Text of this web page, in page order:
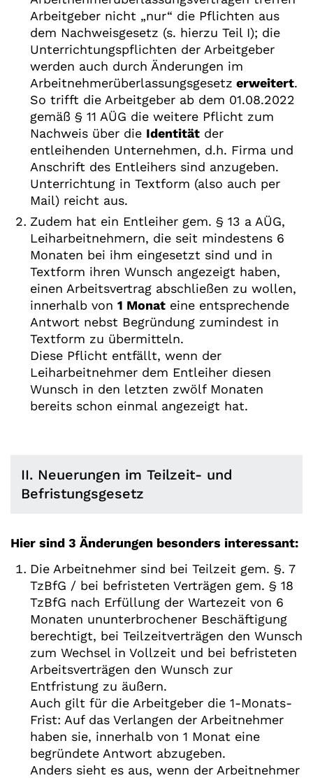
Arbeitgeber nicht „nur“ die Pflichten aus
dem Nachweisgesetz (s. hierzu Teil I); die
Unterrichtungspflichten der Arbeitgeber
werden auch durch Änderungen im
Arbeitnehmerüberlassungsgesetz erweitert.
So trifft die Arbeitgeber ab dem 01.08.2022
gemäß § 11 AÜG die weitere Pflicht zum
Nachweis über die Identität der
entleihenden Unternehmen, d.h. Firma und
Anschrift des Entleihers sind anzugeben.
Unterrichtung in Textform (also auch per
Mail) reicht aus.
Zudem hat ein Entleiher gem. § 13 a AÜG,
Leiharbeitnehmern, die seit mindestens 6
Monaten bei ihm eingesetzt sind und in
Textform ihren Wunsch angezeigt haben,
einen Arbeitsvertrag abschließen zu wollen,
innerhalb von 1 Monat eine entsprechende
Antwort nebst Begründung zumindest in
Textform zu übermitteln.
Diese Pflicht entfällt, wenn der
Leiharbeitnehmer dem Entleiher diesen
Wunsch in den letzten zwölf Monaten
bereits schon einmal angezeigt hat.
II. Neuerungen im Teilzeit- und
Befristungsgesetz
Hier sind 3 Änderungen besonders interessant:
Die Arbeitnehmer sind bei Teilzeit gem. §. 7
TzBfG / bei befristeten Verträgen gem. § 18
TzBfG nach Erfüllung der Wartezeit von 6
Monaten ununterbrochener Beschäftigung
berechtigt, bei Teilzeitverträgen den Wunsch
zum Wechsel in Vollzeit und bei befristeten
Arbeitsverträgen den Wunsch zur
Entfristung zu äußern.
Auch gilt für die Arbeitgeber die 1-Monats-
Frist: Auf das Verlangen der Arbeitnehmer
haben sie, innerhalb von 1 Monat eine
begründete Antwort abzugeben.
Anders sieht es aus, wenn der Arbeitnehmer